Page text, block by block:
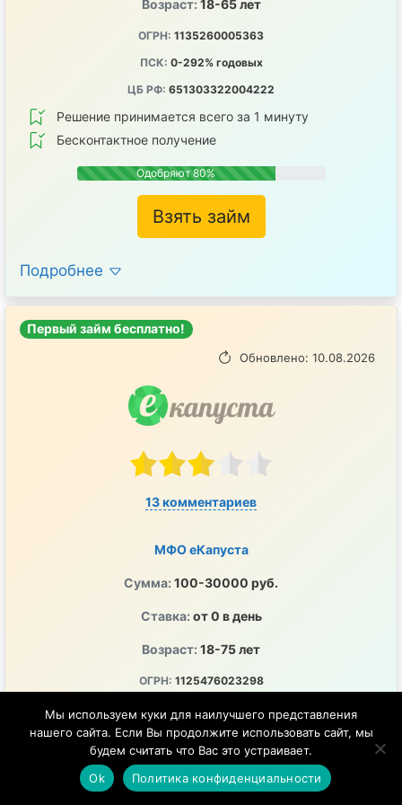
Возраст: 18-65 лет
ОГРН: 1135260005363
ПСК: 0-292% годовых
ЦБ РФ: 651303322004222
Решение принимается всего за 1 минуту
Бесконтактное получение
Одобряют 80%
Взять займ
Подробнее
Первый займ бесплатно!
Обновлено: 10.08.2026
13 комментариев
МФО еКапуста
Сумма: 100-30000 руб.
Ставка: от 0 в день
Возраст: 18-75 лет
ОГРН: 1125476023298
ЦБ РФ:2120754001243
Перечисление денег на любой удобный счет
Удобно, быстро и в любое время
Мы используем куки для наилучшего представления
нашего сайта. Если Вы продолжите использовать сайт, мы
будем считать что Вас это устраивает.
Ok
Политика конфиденциальности